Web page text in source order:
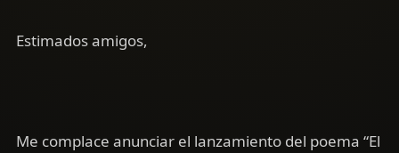
Estimados amigos,
Me complace anunciar el lanzamiento del poema “El